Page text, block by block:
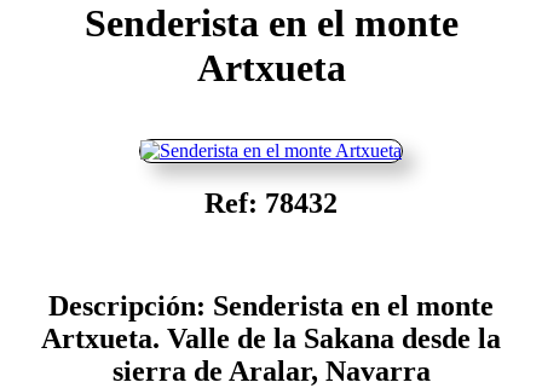
Senderista en el monte
Artxueta
Ref: 78432
Descripción: Senderista en el monte
Artxueta. Valle de la Sakana desde la
sierra de Aralar, Navarra